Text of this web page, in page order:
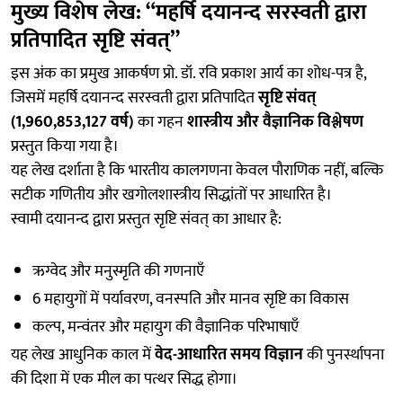
मुख्य विशेष लेख: “महर्षि दयानन्द सरस्वती द्वारा
प्रतिपादित सृष्टि संवत्”
इस अंक का प्रमुख आकर्षण प्रो. डॉ. रवि प्रकाश आर्य का शोध-पत्र है,
जिसमें महर्षि दयानन्द सरस्वती द्वारा प्रतिपादितसृष्टि संवत्
(1,960,853,127 वर्ष)का गहनशास्त्रीय और वैज्ञानिक विश्लेषण
प्रस्तुत किया गया है।
यह लेख दर्शाता है कि भारतीय कालगणना केवल पौराणिक नहीं, बल्कि
सटीक गणितीय और खगोलशास्त्रीय सिद्धांतों पर आधारित है।
स्वामी दयानन्द द्वारा प्रस्तुत सृष्टि संवत् का आधार है:
ऋग्वेद और मनुस्मृति की गणनाएँ
6 महायुगों में पर्यावरण, वनस्पति और मानव सृष्टि का विकास
कल्प, मन्वंतर और महायुग की वैज्ञानिक परिभाषाएँ
यह लेख आधुनिक काल मेंवेद-आधारित समय विज्ञानकी पुनर्स्थापना
की दिशा में एक मील का पत्थर सिद्ध होगा।